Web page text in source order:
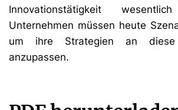
Innovationstätigkeit
Unternehmen müssen heute
um ihre Strategien an diese
anzupassen.